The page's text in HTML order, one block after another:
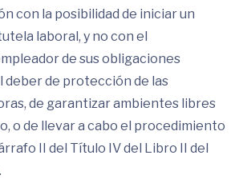
con la posibilidad de iniciar un
laboral, y no con el
de sus obligaciones
deber de protección de las
de garantizar ambientes libres
o de llevar a cabo el procedimiento
II del Título IV del Libro II del